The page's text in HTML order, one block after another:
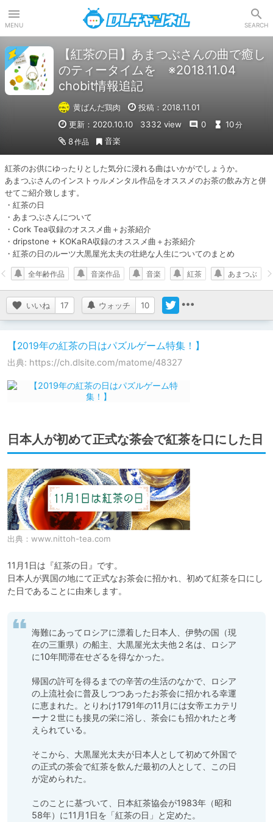
MENU SEARCH
【紅茶の日】あまつぶさんの曲で癒し
のティータイムを ※2018.11.04
chobit情報追記
黄ばんだ鶏肉
投稿：2018.11.01
更新：2020.10.10
3332 view 0 10分
8作品 音楽
紅茶のお供にゆったりとした気分に浸れる曲はいかがでしょうか。
あまつぶさんのインストゥルメンタル作品をオススメのお茶の飲み方と併
せてご紹介致します。
・紅茶の日
・あまつぶさんについて
・Cork Tea収録のオススメ曲＋お茶紹介
・dripstone + KOKaRA収録のオススメ曲＋お茶紹介
・紅茶の日のルーツ大黒屋光太夫の壮絶な人生についてのまとめ
いいね 17 ウォッチ 10
全年齢作品 音楽作品 音楽 紅茶 あまつぶ
【2019年の紅茶の日はパズルゲーム特集！】
出典: https://ch.dlsite.com/matome/48327
日本人が初めて正式な茶会で紅茶を口にした日
出典： www.nittoh-tea.com
11月1日は『紅茶の日』です。
日本人が異国の地にて正式なお茶会に招かれ、初めて紅茶を口にし
海難にあってロシアに漂着した日本人、伊勢の国（現
在の三重県）の船主、大黒屋光太夫他２名は、ロシア
に10年間滞在せざるを得なかった。
帰国の許可を得るまでの辛苦の生活のなかで、ロシア
の上流社会に普及しつつあったお茶会に招かれる幸運
に恵まれた。とりわけ1791年の11月には女帝エカテリ
ーナ２世にも接見の栄に浴し、茶会にも招かれたと考
えられている。
そこから、大黒屋光太夫が日本人として初めて外国で
の正式の茶会で紅茶を飲んだ最初の人として、この日
が定められた。
このことに基づいて、日本紅茶協会が1983年（昭和
58年）に11月1日を「紅茶の日」と定めた。